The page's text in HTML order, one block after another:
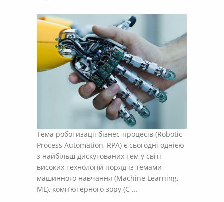
Тема роботизації бізнес-процесів (Robotic
Process Automation, RPA) є сьогодні однією
з найбільш дискутованих тем у світі
високих технологій поряд із темами
машинного навчання (Machine Learning,
ML), комп’ютерного зору (C ...